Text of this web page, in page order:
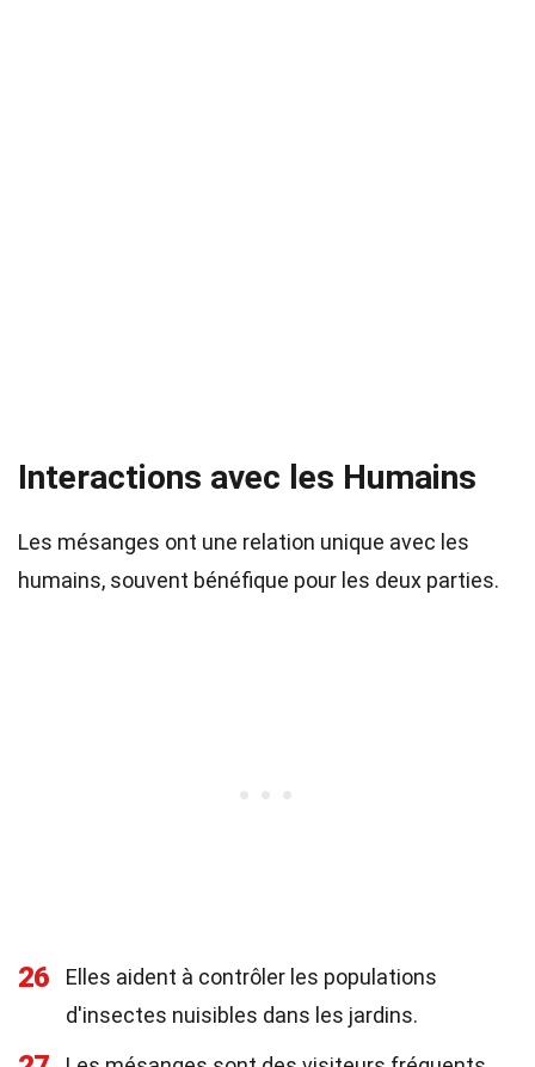
Interactions avec les Humains
Les mésanges ont une relation unique avec les
humains, souvent bénéfique pour les deux parties.
26
Elles aident à contrôler les populations
d'insectes nuisibles dans les jardins.